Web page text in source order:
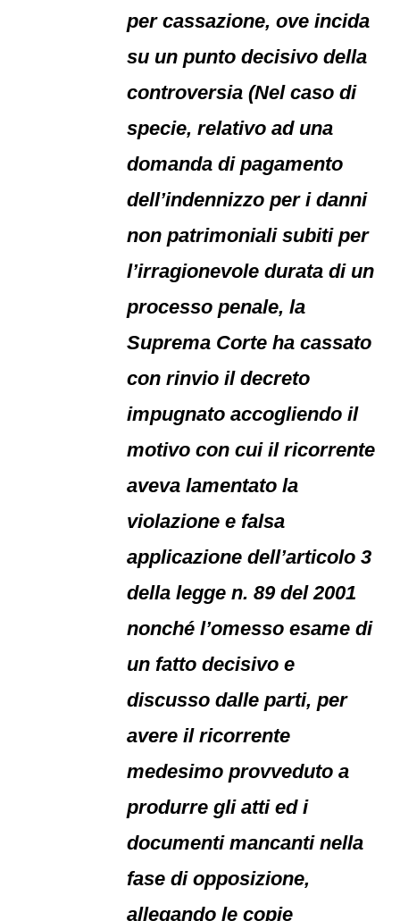
per cassazione, ove incida
su un punto decisivo della
controversia (Nel caso di
specie, relativo ad una
domanda di pagamento
dell’indennizzo per i danni
non patrimoniali subiti per
l’irragionevole durata di un
processo penale, la
Suprema Corte ha cassato
con rinvio il decreto
impugnato accogliendo il
motivo con cui il ricorrente
aveva lamentato la
violazione e falsa
applicazione dell’articolo 3
della legge n. 89 del 2001
nonché l’omesso esame di
un fatto decisivo e
discusso dalle parti, per
avere il ricorrente
medesimo provveduto a
produrre gli atti ed i
documenti mancanti nella
fase di opposizione,
allegando le copie